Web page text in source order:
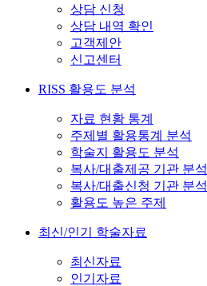
상담 신청
상담 내역 확인
고객제안
신고센터
RISS 활용도 분석
자료 현황 통계
주제별 활용통계 분석
학술지 활용도 분석
복사/대출제공 기관 분석
복사/대출신청 기관 분석
활용도 높은 주제
최신/인기 학술자료
최신자료
인기자료